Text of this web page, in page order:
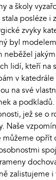
a školy
posléze i
zvyky
byl
neběžel
lidí, kteří na
v
na své
a
jež se o
Naše
můžeme opřít
zalistujeme i